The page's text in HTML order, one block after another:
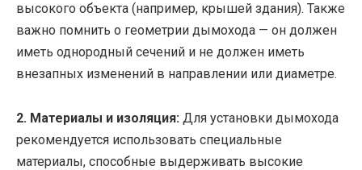
высокого объекта (например, крышей здания). Также
важно помнить о геометрии дымохода — он должен
иметь однородный сечений и не должен иметь
внезапных изменений в направлении или диаметре.
2. Материалы и изоляция: Для установки дымохода
рекомендуется использовать специальные
материалы, способные выдерживать высокие